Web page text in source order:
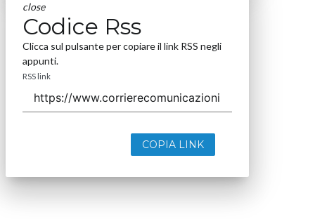
close
Codice Rss
Clicca sul pulsante per copiare il link RSS negli
appunti.
RSS link
COPIA LINK